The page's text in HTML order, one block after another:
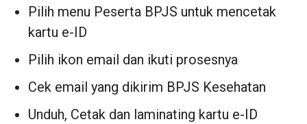
Pilih menu Peserta BPJS untuk mencetak
kartu e-ID
Pilih ikon email dan ikuti prosesnya
Cek email yang dikirim BPJS Kesehatan
Unduh, Cetak dan laminating kartu e-ID